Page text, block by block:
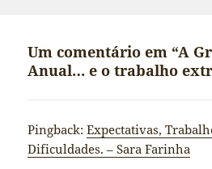
Um comentário em “A
Anual… e o trabalho
Pingback:Expectativas,
Dificuldades. – Sara Farinha